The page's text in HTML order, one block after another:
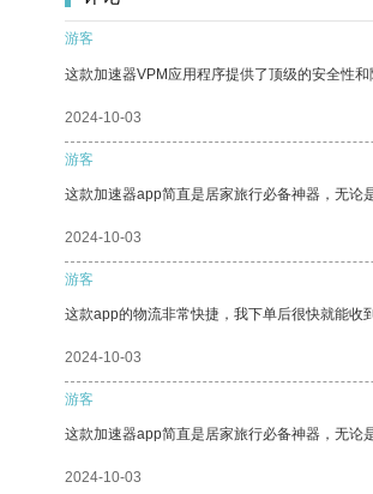
游客
这款加速器VPM应用程序提供了顶级的安全性和
2024-10-03
游客
这款加速器app简直是居家旅行必备神器，无论
2024-10-03
游客
这款app的物流非常快捷，我下单后很快就能收
2024-10-03
游客
这款加速器app简直是居家旅行必备神器，无论
2024-10-03